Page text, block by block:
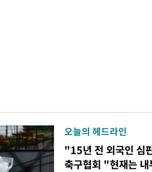
오늘의 헤드라인
"15년 전 외국인 심
축구협회 "현재는